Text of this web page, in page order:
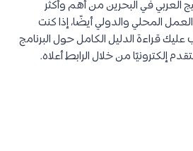
في البحرين من أهم وأكثر
المحلي والدولي أيضًا، إذا كنت
قراءة الدليل الكامل حول البرنامج
إلكترونيًا من خلال الرابط أعلاه.